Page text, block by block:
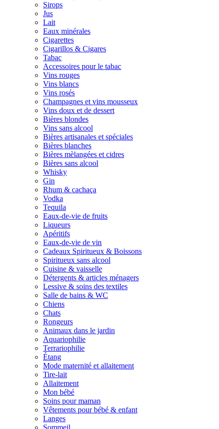
Sirops
Jus
Lait
Eaux minérales
Cigarettes
Cigarillos & Cigares
Tabac
Accessoires pour le tabac
Vins rouges
Vins blancs
Vins rosés
Champagnes et vins mousseux
Vins doux et de dessert
Bières blondes
Vins sans alcool
Bières artisanales et spéciales
Bières blanches
Bières mèlangées et cidres
Bières sans alcool
Whisky
Gin
Rhum & cachaça
Vodka
Tequila
Eaux-de-vie de fruits
Liqueurs
Apéritifs
Eaux-de-vie de vin
Cadeaux Spiritueux & Boissons
Spiritueux sans alcool
Cuisine & vaisselle
Détergents & articles ménagers
Lessive & soins des textiles
Salle de bains & WC
Chiens
Chats
Rongeurs
Animaux dans le jardin
Aquariophilie
Terrariophilie
Étang
Mode maternité et allaitement
Tire-lait
Allaitement
Mon bébé
Soins pour maman
Vêtements pour bébé & enfant
Langes
Sommeil